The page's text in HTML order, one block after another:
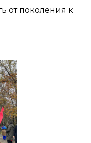
от поколения к